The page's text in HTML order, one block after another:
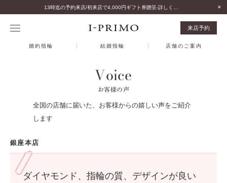
来店予約
婚約指輪 結婚指輪 店舗のご案内
Voice
お客様の声
全国の店舗に届いた、お客様からの嬉しい声をご紹介
します
銀座本店
ダイヤモンド、指輪の質、デザインが良い